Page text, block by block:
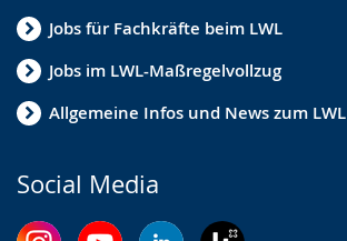
Jobs für Fachkräfte beim LWL
Jobs im LWL-Maßregelvollzug
Allgemeine Infos und News zum LWL
Social Media